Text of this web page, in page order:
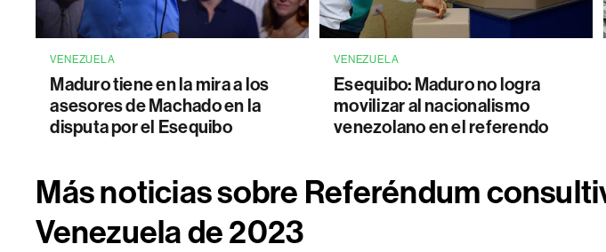
VENEZUELA
Maduro tiene en la mira a los
asesores de Machado en la
disputa por el Esequibo
VENEZUELA
Esequibo: Maduro no logra
movilizar al nacionalismo
venezolano en el referendo
Más noticias sobre Referéndum
Venezuela de 2023